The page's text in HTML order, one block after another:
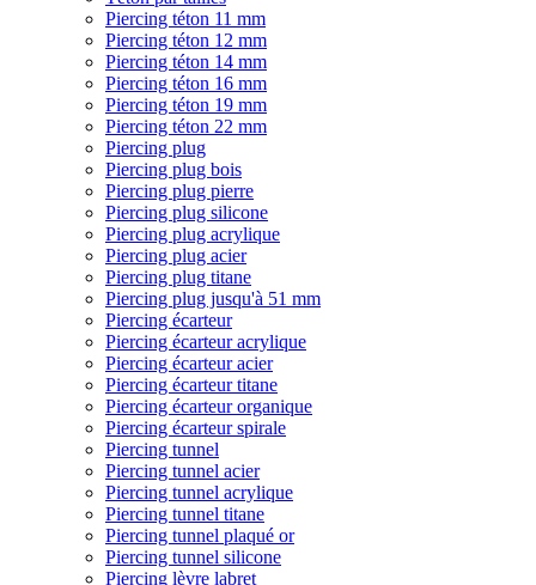
Piercing téton 11 mm
Piercing téton 12 mm
Piercing téton 14 mm
Piercing téton 16 mm
Piercing téton 19 mm
Piercing téton 22 mm
Piercing plug
Piercing plug bois
Piercing plug pierre
Piercing plug silicone
Piercing plug acrylique
Piercing plug acier
Piercing plug titane
Piercing plug jusqu'à 51 mm
Piercing écarteur
Piercing écarteur acrylique
Piercing écarteur acier
Piercing écarteur titane
Piercing écarteur organique
Piercing écarteur spirale
Piercing tunnel
Piercing tunnel acier
Piercing tunnel acrylique
Piercing tunnel titane
Piercing tunnel plaqué or
Piercing tunnel silicone
Piercing lèvre labret